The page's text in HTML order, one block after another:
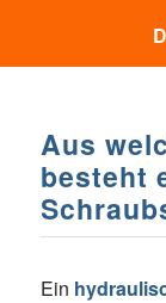
Aus
besteht
Ein